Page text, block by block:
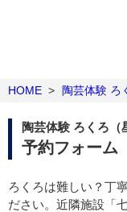
HOME > 陶芸体験 ろ
陶芸体験 ろくろ（
予約フォーム
ろくろは難しい？丁
ださい。近隣施設「